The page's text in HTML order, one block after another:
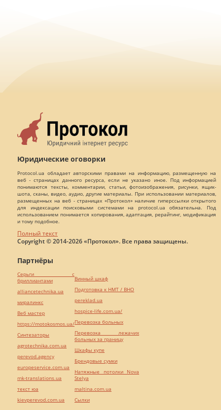
Юридические оговорки
Protocol.ua обладает авторскими правами на информацию, размещенную на
веб - страницах данного ресурса, если не указано иное. Под информацией
понимаются тексты, комментарии, статьи, фотоизображения, рисунки, ящик-
шота, сканы, видео, аудио, другие материалы. При использовании материалов,
размещенных на веб - страницах «Протокол» наличие гиперссылки открытого
для индексации поисковыми системами на protocol.ua обязательна. Под
использованием понимается копирования, адаптация, рерайтинг, модификация
и тому подобное.
Полный текст
Copyright © 2014-2026 «Протокол». Все права защищены.
Партнёры
Серьги с
бриллиантами
alliancetechnika.ua
миралинкс
Веб мастер
https://motokosmos.ua/
Синтезаторы
agrotechnika.com.ua
perevod.agency
europeservice.com.ua
mk-translations.ua
текст юа
kievperevod.com.ua
Винный шкаф
Подготовка к НМТ / ВНО
pereklad.ua
hospice-life.com.ua/
Перевозка больных
Перевозка лежачих
больных за границу
Шкафы купе
Брендовые сумки
Натяжные потолки Nova
Stelya
maltina.com.ua
Cылки